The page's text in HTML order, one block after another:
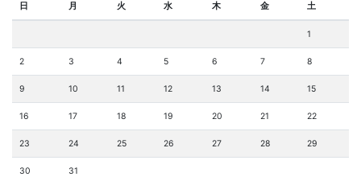
日 月 火 水 木 金 土
1
2 3 4 5 6 7 8
9 10 11 12 13 14 15
16 17 18 19 20 21 22
23 24 25 26 27 28 29
30 31